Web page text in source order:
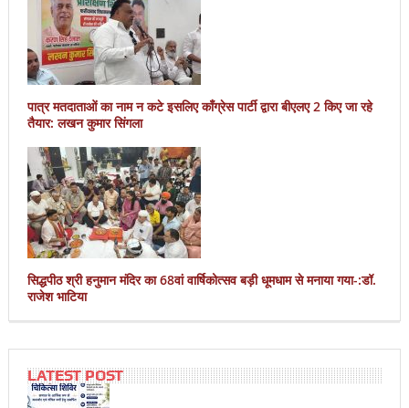
पात्र मतदाताओं का नाम न कटे इसलिए काँग्रेस पार्टी द्वारा बीएलए 2 किए जा रहे
तैयार: लखन कुमार सिंगला
सिद्धपीठ श्री हनुमान मंदिर का 68वां वार्षिकोत्सव बड़ी धूमधाम से मनाया गया-:डॉ.
राजेश भाटिया
LATEST POST